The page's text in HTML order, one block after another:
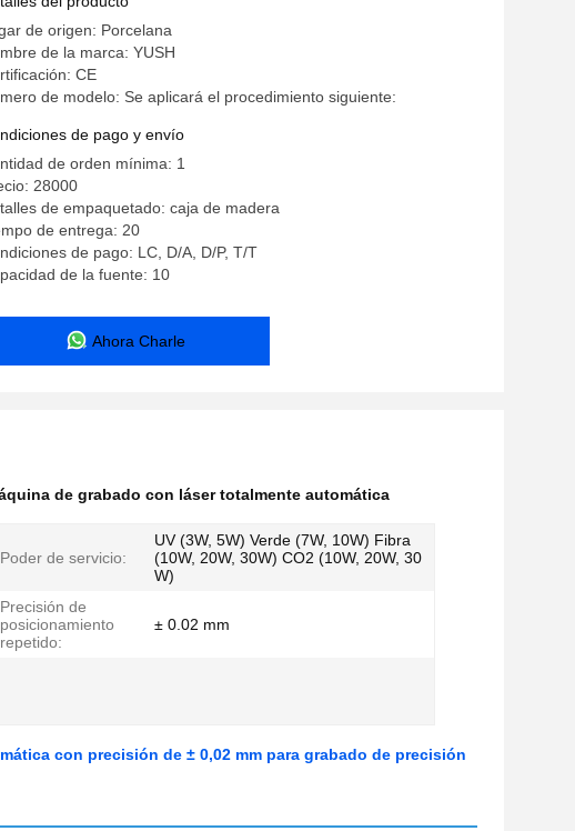
de origen: Porcelana
de la marca: YUSH
CE
de modelo: Se aplicará el procedimiento siguiente:
de pago y envío
de orden mínima: 1
28000
de empaquetado: caja de madera
de entrega: 20
de pago: LC, D/A, D/P, T/T
de la fuente: 10
Ahora Charle
de grabado con láser totalmente automática
Poder de servicio:
UV (3W, 5W) Verde (7W, 10W) ​​Fibra
(10W, 20W, 30W) CO2 (10W, 20W, 30
W)
Precisión de
posicionamiento
repetido:
± 0.02 mm
con precisión de ± 0,02 mm para grabado de precisión